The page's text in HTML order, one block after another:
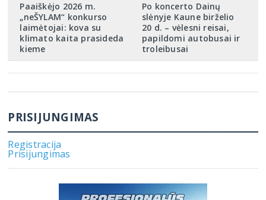
Paaiškėjo 2026 m.
„neŠYLAM“ konkurso
laimėtojai: kova su
klimato kaita prasideda
kieme
Po koncerto Dainų
slėnyje Kaune birželio
20 d. – vėlesni reisai,
papildomi autobusai ir
troleibusai
PRISIJUNGIMAS
Registracija
Prisijungimas